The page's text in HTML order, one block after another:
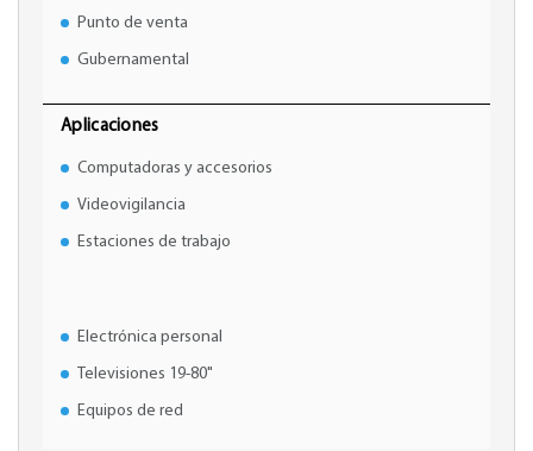
Punto de venta
Gubernamental
Aplicaciones
Computadoras y accesorios
Videovigilancia
Estaciones de trabajo
Electrónica personal
Televisiones 19-80"
Equipos de red